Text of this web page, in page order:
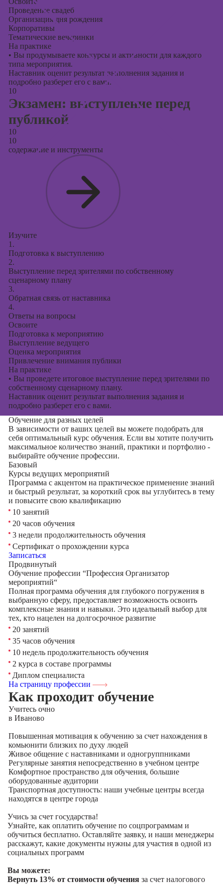
Проведение свадеб
Организация дня рождения
Корпоративы
Тематические вечеринки
На практике
• Вы продумываете конкурсы и активности для каждого
типа мероприятия.
Наставник оценит результат выполнения задания и
подробно разберет его с вами.
10
Экзамен: выступление перед
публикой
10
10
содержание и инструменты
Изучите
1.
Подготовка к выступлению
2.
Выступление перед зрителями по собственному
сценарному плану
3.
Обратная связь от наставника
4.
Ответы на вопросы
Освоите
Подготовка к мероприятию
Выступление ведущего
Оценка мероприятия
Привлечение внимания публики
На практике
• Вы проведете итоговое выступление перед зрителями по
собственному сценарному плану.
Наставник оценит результат выполнения задания и
подробно разберет его с вами.
Обучение для разных целей
В зависимости от ваших целей вы можете подобрать для
себя оптимальный курс обучения. Если вы хотите получить
максимальное количество знаний, практики и портфолио -
выбирайте обучение профессии.
Базовый
Курсы ведущих мероприятий
Программа с акцентом на практическое применение знаний
и быстрый результат, за короткий срок вы углубитесь в тему
и повысите свою квалификацию
10 занятий
20 часов обучения
3 недели продолжительность обучения
Сертификат о прохождении курса
Записаться
Продвинутый
Обучение профессии “Профессия Организатор
мероприятий“
Полная программа обучения для глубокого погружения в
выбранную сферу, предоставляет возможность освоить
комплексные знания и навыки. Это идеальный выбор для
тех, кто нацелен на долгосрочное развитие
20 занятий
35 часов обучения
10 недель продолжительность обучения
2 курса в составе программы
Диплом специалиста
На страницу профессии
Как проходит обучение
Учитесь очно
в Иваново
Повышенная мотивация к обучению за счет нахождения в
комьюнити близких по духу людей
Живое общение с наставниками и одногруппниками
Регулярные занятия непосредственно в учебном центре
Комфортное пространство для обучения, большие
оборудованные аудитории
Транспортная доступность: наши учебные центры всегда
находятся в центре города
Учись за счет государства!
Узнайте, как оплатить обучение по соцпрограммам и
обучиться бесплатно. Оставляйте заявку, и наши менеджеры
расскажут, какие документы нужны для участия в одной из
социальных программ
Вы можете:
Вернуть 13% от стоимости обучения за счет налогового